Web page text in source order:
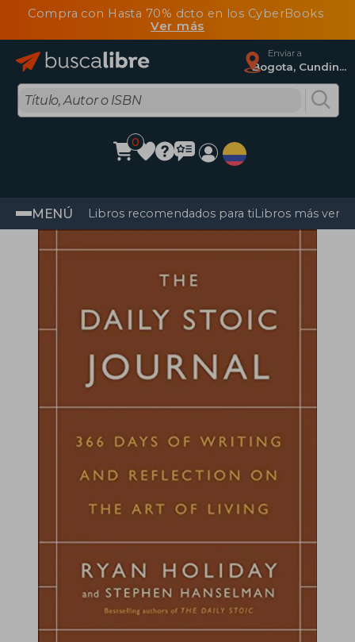
Compra con Hasta 70% dcto en los CyberBooks
Ver más
Enviar a
Bogota, Cundinamarca
0
MENÚ Libros recomendados para tiLibros más